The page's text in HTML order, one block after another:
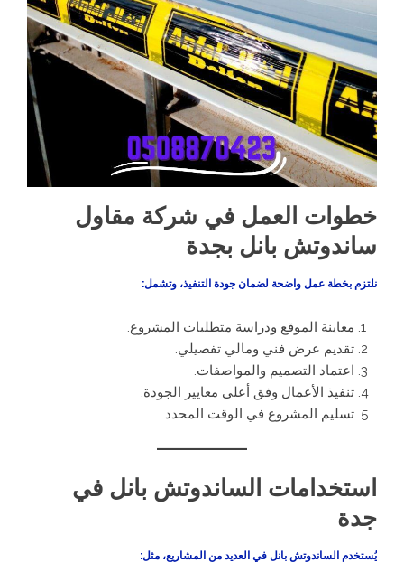
خطوات العمل في شركة مقاول
ساندوتش بانل بجدة
نلتزم بخطة عمل واضحة لضمان جودة التنفيذ، وتشمل:
معاينة الموقع ودراسة متطلبات المشروع.
تقديم عرض فني ومالي تفصيلي.
اعتماد التصميم والمواصفات.
تنفيذ الأعمال وفق أعلى معايير الجودة.
تسليم المشروع في الوقت المحدد.
استخدامات الساندوتش بانل في
جدة
يُستخدم الساندوتش بانل في العديد من المشاريع، مثل: